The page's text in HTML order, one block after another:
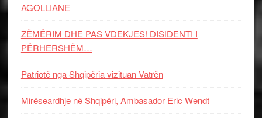
AGOLLIANE
ZËMËRIM DHE PAS VDEKJES! DISIDENTI I
PËRHERSHËM…
Patriotë nga Shqipëria vizituan Vatrën
Mirëseardhje në Shqipëri, Ambasador Eric Wendt